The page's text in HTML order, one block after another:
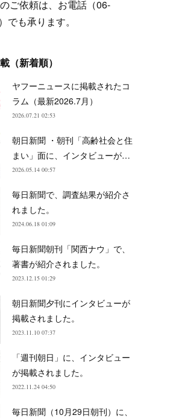
ご依頼は、お電話（06-
でも承ります。
（新着順）
ヤフーニュースに掲載されたコ
ラム（最新2026.7月）
2026.07.21 02:53
朝日新聞 ・朝刊「高齢社会と住
まい」面に、インタビューが…
2026.05.14 00:57
毎日新聞で、調査結果が紹介さ
れました。
2024.06.18 01:09
毎日新聞朝刊「関西ナウ」で、
著書が紹介されました。
2023.12.15 01:29
朝日新聞夕刊にインタビューが
掲載されました。
2023.11.10 07:37
「週刊朝日」に、インタビュー
が掲載されました。
2022.11.24 04:50
毎日新聞（10月29日朝刊）に、